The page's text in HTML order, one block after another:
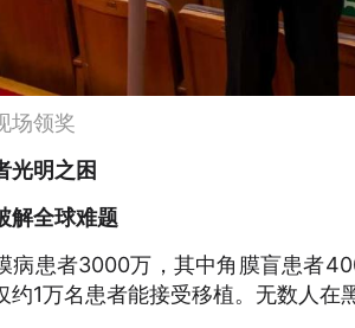
场领奖
光明之困
解全球难题
病患者3000万，其中角膜盲患者
约1万名患者能接受移植。无数人在